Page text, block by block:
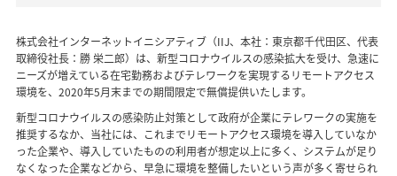
株式会社インターネットイニシアティブ（IIJ、本社：東京都千代田区、代表
取締役社長：勝 栄二郎）は、新型コロナウイルスの感染拡大を受け、急速に
ニーズが増えている在宅勤務およびテレワークを実現するリモートアクセス
環境を、2020年5月末までの期間限定で無償提供いたします。
新型コロナウイルスの感染防止対策として政府が企業にテレワークの実施を
推奨するなか、当社には、これまでリモートアクセス環境を導入していなか
った企業や、導入していたものの利用者が想定以上に多く、システムが足り
なくなった企業などから、早急に環境を整備したいという声が多く寄せられ